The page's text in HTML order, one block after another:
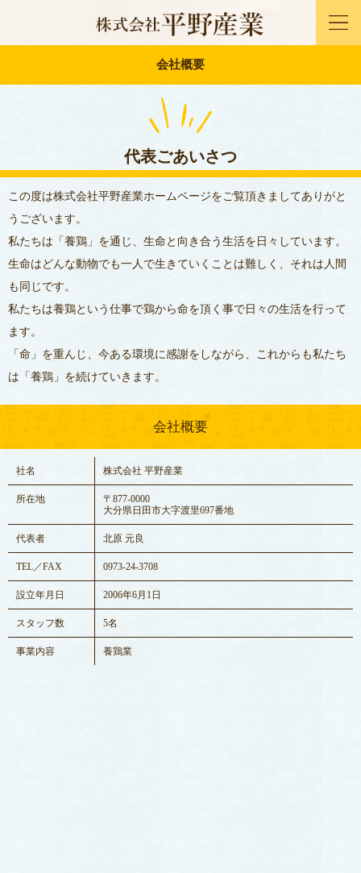
会社概要
代表ごあいさつ
この度は株式会社平野産業ホームページをご覧頂きましてありがと
うございます。
私たちは「養鶏」を通じ、生命と向き合う生活を日々しています。
生命はどんな動物でも一人で生きていくことは難しく、それは人間
も同じです。
私たちは養鶏という仕事で鶏から命を頂く事で日々の生活を行って
ます。
「命」を重んじ、今ある環境に感謝をしながら、これからも私たち
は「養鶏」を続けていきます。
会社概要
社名 株式会社 平野産業
所在地
〒877-0000
大分県日田市大字渡里697番地
代表者 北原 元良
TEL／FAX 0973-24-3708
設立年月日 2006年6月1日
スタッフ数 5名
事業内容 養鶏業